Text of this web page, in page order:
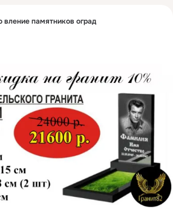
вление памятников оград